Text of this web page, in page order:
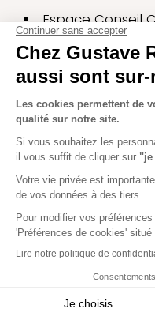
Espace Conseil
Espace Conseil
Espace Conseil
Espace Conseil
Espace Conseil
Espace Conseil
Espace Conseil
Espace Conseil
Espace Conseil
Espace Conseil
La